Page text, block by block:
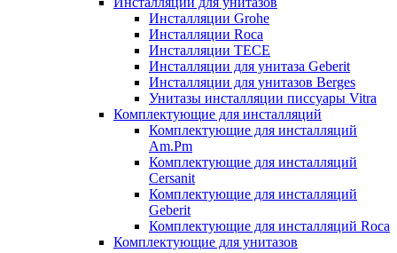
Инсталляции Grohe
Инсталляции Roca
Инсталляции TECE
Инсталляции для унитаза Geberit
Инсталляции для унитазов Berges
Унитазы инсталляции писсуары Vitra
Комплектующие для инсталляций
Комплектующие для инсталляций
Am.Pm
Комплектующие для инсталляций
Cersanit
Комплектующие для инсталляций
Geberit
Комплектующие для инсталляций Roca
Комплектующие для унитазов